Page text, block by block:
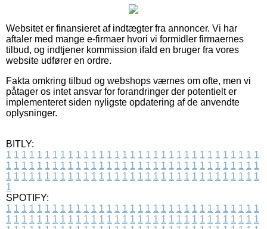
Websitet er finansieret af indtægter fra annoncer. Vi har
aftaler med mange e-firmaer hvori vi formidler firmaernes
tilbud, og indtjener kommission ifald en bruger fra vores
website udfører en ordre.
Fakta omkring tilbud og webshops værnes om ofte, men vi
påtager os intet ansvar for forandringer der potentielt er
implementeret siden nyligste opdatering af de anvendte
oplysninger.
BITLY:
1 1 1 1 1 1 1 1 1 1 1 1 1 1 1 1 1 1 1 1 1 1 1 1 1 1 1 1 1 1 1 1 1
1 1 1 1 1 1 1 1 1 1 1 1 1 1 1 1 1 1 1 1 1 1 1 1 1 1 1 1 1 1 1 1 1
1 1 1 1 1 1 1 1 1 1 1 1 1 1 1 1 1 1 1 1 1 1 1 1 1 1 1 1 1 1 1 1 1
1
SPOTIFY:
1 1 1 1 1 1 1 1 1 1 1 1 1 1 1 1 1 1 1 1 1 1 1 1 1 1 1 1 1 1 1 1 1
1 1 1 1 1 1 1 1 1 1 1 1 1 1 1 1 1 1 1 1 1 1 1 1 1 1 1 1 1 1 1 1 1